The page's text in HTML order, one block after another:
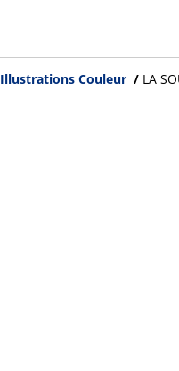
Illustrations Couleur / LA